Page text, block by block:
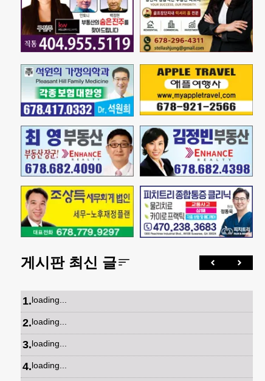
게시판 최신 글
1.loading...
2.loading...
3.loading...
4.loading...